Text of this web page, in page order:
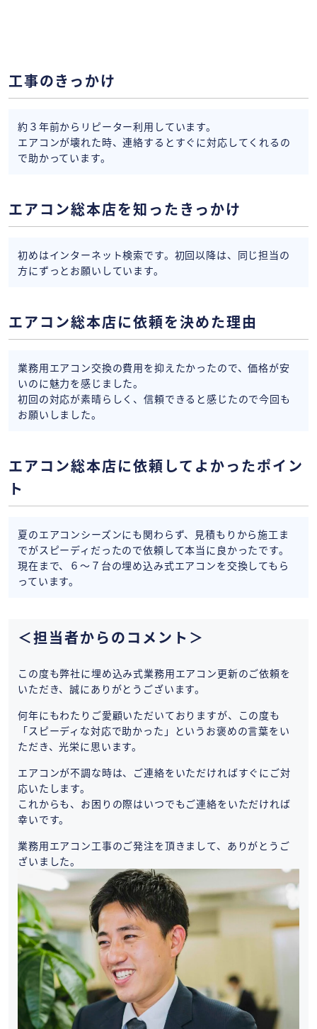
工事のきっかけ
約３年前からリピーター利用しています。
エアコンが壊れた時、連絡するとすぐに対応してくれるの
で助かっています。
エアコン総本店を知ったきっかけ
初めはインターネット検索です。初回以降は、同じ担当の
方にずっとお願いしています。
エアコン総本店に依頼を決めた理由
業務用エアコン交換の費用を抑えたかったので、価格が安
いのに魅力を感じました。
初回の対応が素晴らしく、信頼できると感じたので今回も
お願いしました。
エアコン総本店に依頼してよかったポイン
ト
夏のエアコンシーズンにも関わらず、見積もりから施工ま
でがスピーディだったので依頼して本当に良かったです。
現在まで、６〜７台の埋め込み式エアコンを交換してもら
っています。
＜担当者からのコメント＞
この度も弊社に埋め込み式業務用エアコン更新のご依頼を
いただき、誠にありがとうございます。
何年にもわたりご愛顧いただいておりますが、この度も
「スピーディな対応で助かった」というお褒めの言葉をい
ただき、光栄に思います。
エアコンが不調な時は、ご連絡をいただければすぐにご対
応いたします。
これからも、お困りの際はいつでもご連絡をいただければ
幸いです。
業務用エアコン工事のご発注を頂きまして、ありがとうご
ざいました。